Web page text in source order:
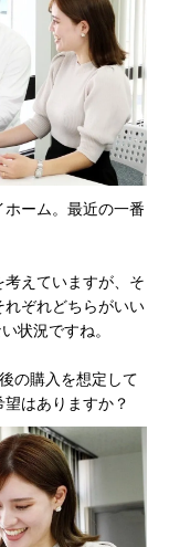
ーム。最近の一番
考えていますが、そ
ぞれどちらがいい
状況ですね。
の購入を想定して
はありますか？